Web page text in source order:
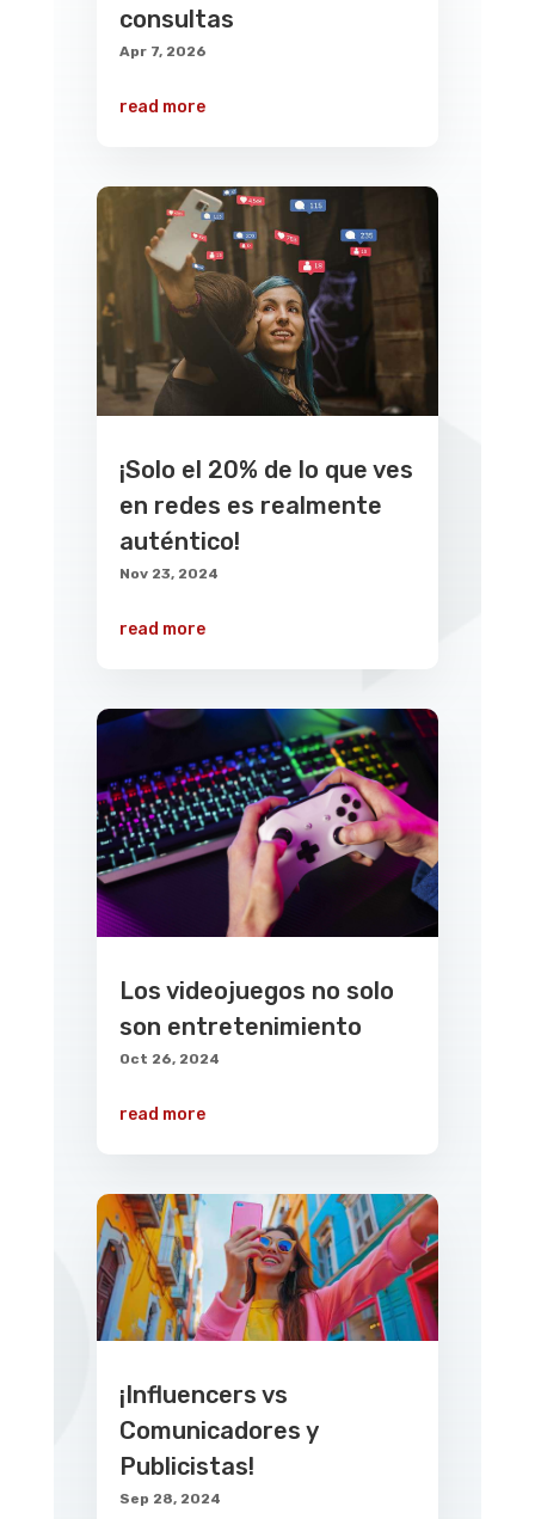
consultas
Apr 7, 2026
read more
¡Solo el 20% de lo que ves
en redes es realmente
auténtico!
Nov 23, 2024
read more
Los videojuegos no solo
son entretenimiento
Oct 26, 2024
read more
¡Influencers vs
Comunicadores y
Publicistas!
Sep 28, 2024